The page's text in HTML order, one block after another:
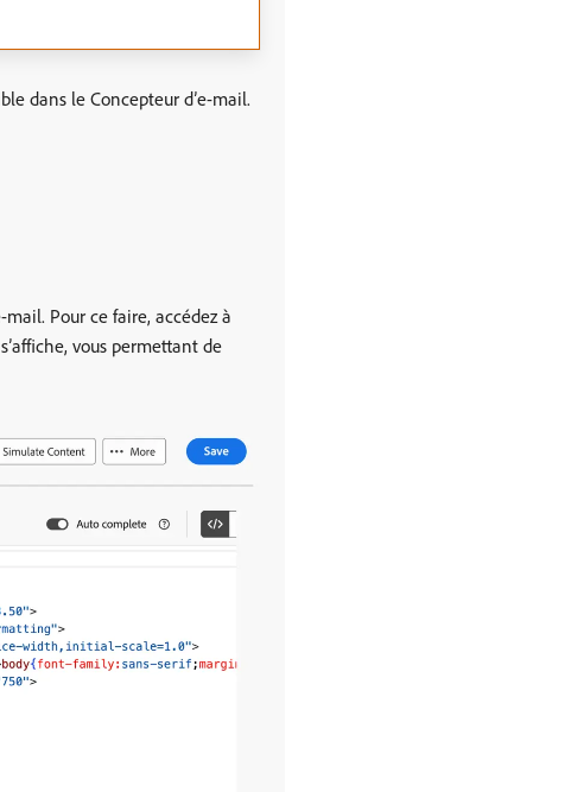
dans le Concepteur d’e-mail.
mail. Pour ce faire, accédez à
vous permettant de